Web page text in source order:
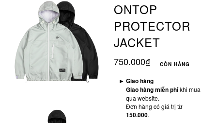
ONTOP
PROTECTOR
JACKET
750.000₫ CÒN HÀNG
► Giao hàng
Giao hàng miễn phíkhi mua
qua website.
Đơn hàng có giá trị từ
150.000.